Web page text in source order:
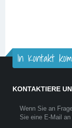
In Kontakt
KONTAKTIERE
Wenn Sie an
Sie eine E-Mail